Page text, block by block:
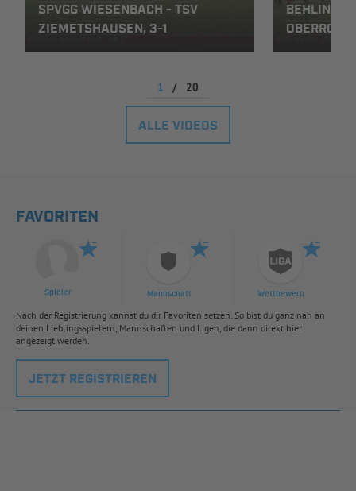
SPVGG WIESENBACH - TSV
ZIEMETSHAUSEN, 3-1
1 / 20
ALLE VIDEOS
FAVORITEN
Spieler Mannschaft Wettbewerb
Nach der Registrierung kannst du dir Favoriten setzen. So bist du ganz nah an
deinen Lieblingsspielern, Mannschaften und Ligen, die dann direkt hier
angezeigt werden.
JETZT REGISTRIEREN